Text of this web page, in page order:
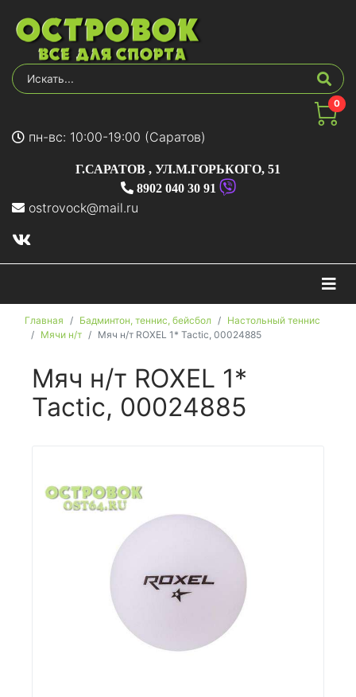
0
пн-вс: 10:00-19:00 (Саратов)
Г.САРАТОВ , УЛ.М.ГОРЬКОГО, 51
8902 040 30 91
ostrovock@mail.ru
Главная Бадминтон, теннис, бейсбол
Настольный теннис
Мячи н/т
Мяч н/т ROXEL 1* Tactic, 00024885
Мяч н/т ROXEL 1*
Tactic, 00024885